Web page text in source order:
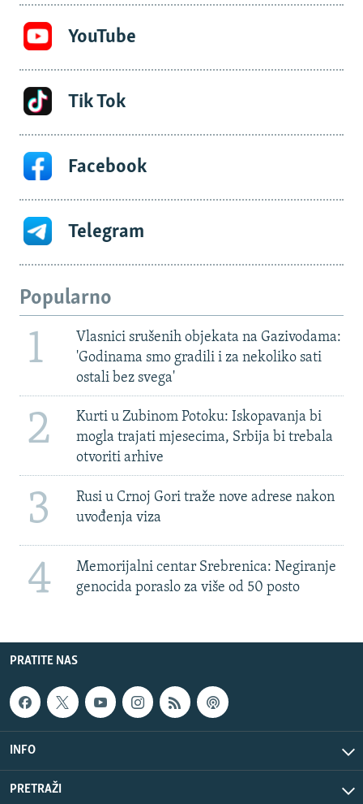
YouTube
Tik Tok
Facebook
Telegram
Popularno
1
Vlasnici srušenih objekata na Gazivodama:
'Godinama smo gradili i za nekoliko sati
ostali bez svega'
2
Kurti u Zubinom Potoku: Iskopavanja bi
mogla trajati mjesecima, Srbija bi trebala
otvoriti arhive
3
Rusi u Crnoj Gori traže nove adrese nakon
uvođenja viza
4
Memorijalni centar Srebrenica: Negiranje
genocida poraslo za više od 50 posto
PRATITE NAS
INFO
PRETRAŽI